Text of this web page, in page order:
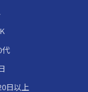
日以上